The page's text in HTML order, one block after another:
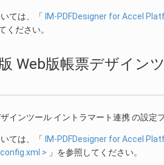
ては、「
IM-PDFDesigner for Accel
ください。
Web版帳票デザイン
インツール イントラマート連携 の設
ては、「
IM-PDFDesigner for Accel
> 」を参照してください。